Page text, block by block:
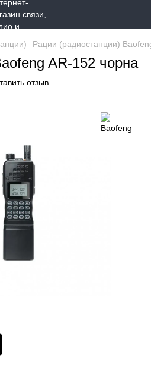
Рации (радиостанции)
AR-152 чорна
отзыв